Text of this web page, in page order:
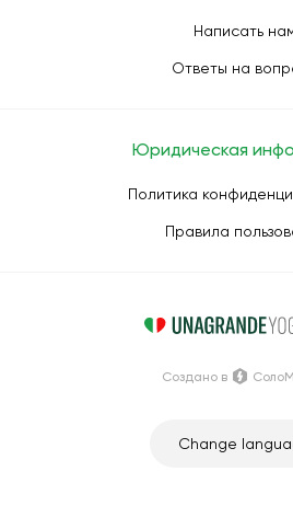
Написать
Ответы на
Юридическая
Политика
Правила
Change
Создано в